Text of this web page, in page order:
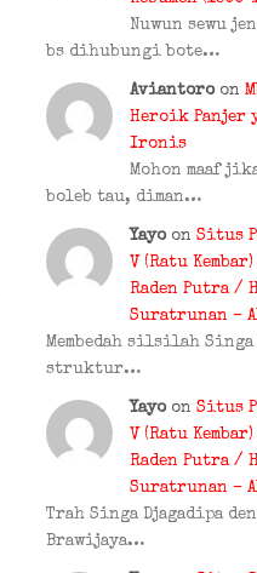
Nuwun sewu
bs dihubungi bote…
Aviantoro on
Heroik Panjer
Ironis
Mohon maaf
boleb tau, diman…
Yayo on Situs
V (Ratu
Raden Putra /
Suratrunan –
Membedah silsilah
struktur…
Yayo on Situs
V (Ratu
Raden Putra /
Suratrunan –
Trah Singa Djagadipa
Brawijaya…